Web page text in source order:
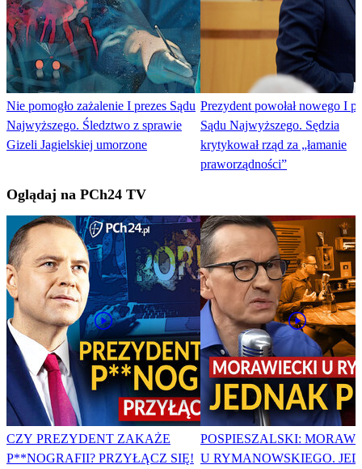
Nie pomogło zażalenie I prezes Sądu
Najwyższego. Śledztwo z sprawie
Gizeli Jagielskiej umorzone
Prezydent powołał nowego I
Sądu Najwyższego. Sędzia
krytykował rząd za „łamanie
praworządności”
Oglądaj na PCh24 TV
CZY PREZYDENT ZAKAŻE
P**NOGRAFII? PRZYŁĄCZ SIĘ!
POSPIESZALSKI:
U RYMANOWSKIEGO.